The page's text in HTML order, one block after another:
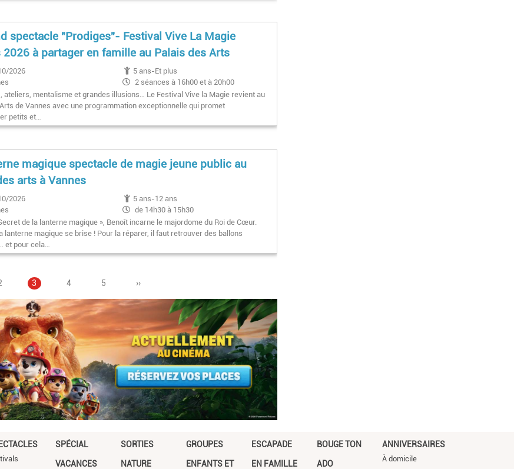
spectacle "Prodiges"- Festival Vive La Magie
2026 à partager en famille au Palais des Arts
2026
5 ans-Et plus
2 séances à 16h00 et à 20h00
ateliers, mentalisme et grandes illusions… Le Festival Vive la Magie revient au
de Vannes avec une programmation exceptionnelle qui promet
petits et…
magique spectacle de magie jeune public au
arts à Vannes
2026
5 ans-12 ans
de 14h30 à 15h30
de la lanterne magique », Benoît incarne le majordome du Roi de Cœur.
lanterne magique se brise ! Pour la réparer, il faut retrouver des ballons
et pour cela…
Pagination
Page
3 Page
4 Page
5
Page
››
SPÉCIAL
VACANCES
SORTIES
NATURE
GROUPES
ENFANTS ET
ESCAPADE
EN FAMILLE
BOUGE TON
ADO
ANNIVERSAIRES
À domicile